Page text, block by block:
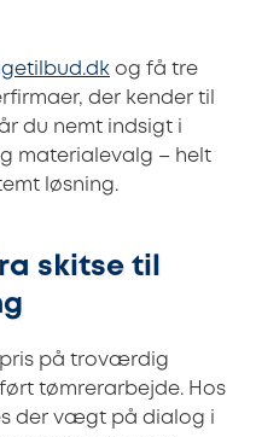
og få tre
der kender til
du nemt indsigt i
materialevalg – helt
løsning.
skitse til
pris på troværdig
tømrerarbejde. Hos
der vægt på dialog i